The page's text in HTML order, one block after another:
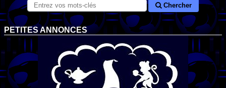
Chercher
PETITES ANNONCES